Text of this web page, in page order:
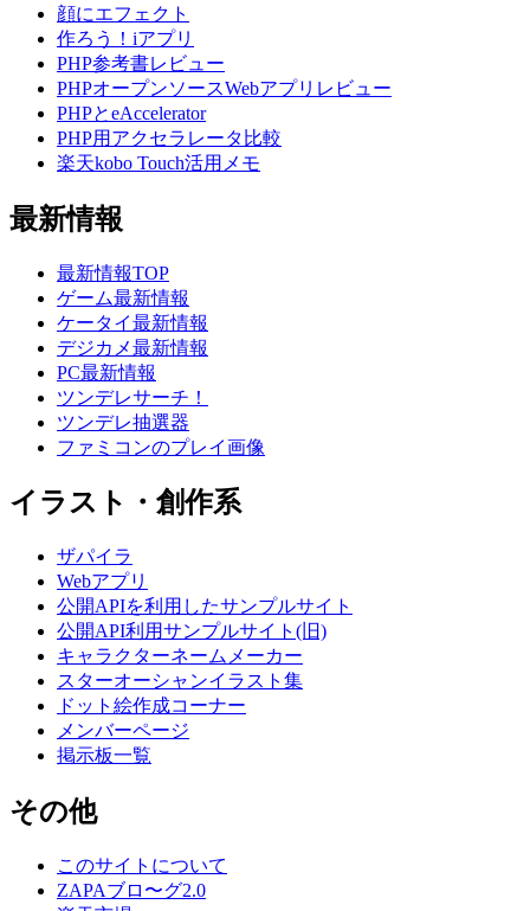
顔にエフェクト
作ろう！iアプリ
PHP参考書レビュー
PHPオープンソースWebアプリレビュー
PHPとeAccelerator
PHP用アクセラレータ比較
楽天kobo Touch活用メモ
最新情報
最新情報TOP
ゲーム最新情報
ケータイ最新情報
デジカメ最新情報
PC最新情報
ツンデレサーチ！
ツンデレ抽選器
ファミコンのプレイ画像
イラスト・創作系
ザパイラ
Webアプリ
公開APIを利用したサンプルサイト
公開API利用サンプルサイト(旧)
キャラクターネームメーカー
スターオーシャンイラスト集
ドット絵作成コーナー
メンバーページ
掲示板一覧
その他
このサイトについて
ZAPAブロ〜グ2.0